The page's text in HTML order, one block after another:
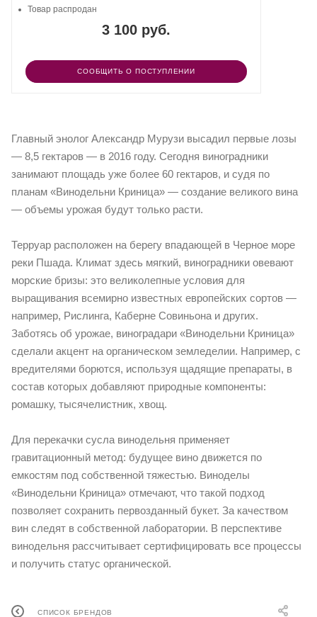
3 100 руб.
Товар распродан
СООБЩИТЬ О ПОСТУПЛЕНИИ
Главный энолог Александр Мурузи высадил первые лозы
— 8,5 гектаров — в 2016 году. Сегодня виноградники
занимают площадь уже более 60 гектаров, и судя по
планам «Винодельни Криница» — создание великого вина
— объемы урожая будут только расти.
Терруар расположен на берегу впадающей в Черное море
реки Пшада. Климат здесь мягкий, виноградники овевают
морские бризы: это великолепные условия для
выращивания всемирно известных европейских сортов —
например, Рислинга, Каберне Совиньона и других.
Заботясь об урожае, виноградари «Винодельни Криница»
сделали акцент на органическом земледелии. Например, с
вредителями борются, используя щадящие препараты, в
состав которых добавляют природные компоненты:
ромашку, тысячелистник, хвощ.
Для перекачки сусла винодельня применяет
гравитационный метод: будущее вино движется по
емкостям под собственной тяжестью. Виноделы
«Винодельни Криница» отмечают, что такой подход
позволяет сохранить первозданный букет. За качеством
вин следят в собственной лаборатории. В перспективе
винодельня рассчитывает сертифицировать все процессы
и получить статус органической.
СПИСОК БРЕНДОВ